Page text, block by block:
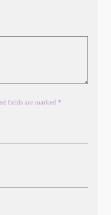
fields are marked *